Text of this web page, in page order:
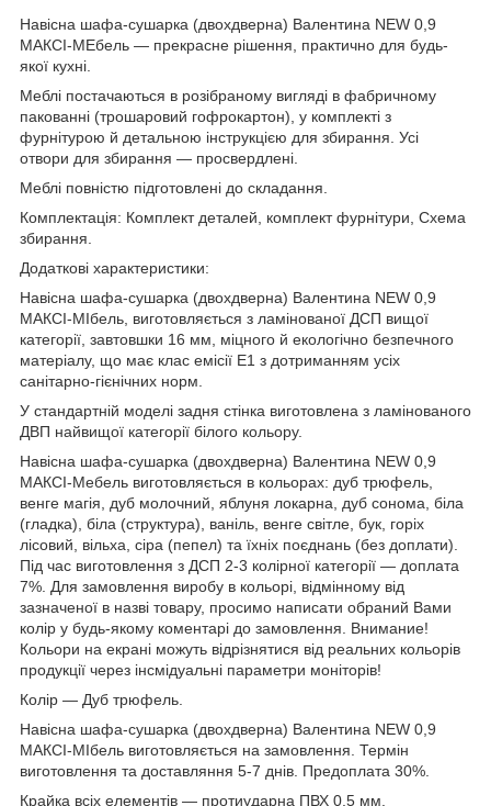
Навісна шафа-сушарка (двохдверна) Валентина NEW 0,9
МАКСІ-МЕбель — прекрасне рішення, практично для будь-
якої кухні.
Меблі постачаються в розібраному вигляді в фабричному
пакованні (трошаровий гофрокартон), у комплекті з
фурнітурою й детальною інструкцією для збирання. Усі
отвори для збирання — просвердлені.
Меблі повністю підготовлені до складання.
Комплектація: Комплект деталей, комплект фурнітури, Схема
збирання.
Додаткові характеристики:
Навісна шафа-сушарка (двохдверна) Валентина NEW 0,9
МАКСІ-МІбель, виготовляється з ламінованої ДСП вищої
категорії, завтовшки 16 мм, міцного й екологічно безпечного
матеріалу, що має клас емісії Е1 з дотриманням усіх
санітарно-гієнічних норм.
У стандартній моделі задня стінка виготовлена з ламінованого
ДВП найвищої категорії білого кольору.
Навісна шафа-сушарка (двохдверна) Валентина NEW 0,9
МАКСІ-Мебель виготовляється в кольорах: дуб трюфель,
венге магія, дуб молочний, яблуня локарна, дуб сонома, біла
(гладка), біла (структура), ваніль, венге світле, бук, горіх
лісовий, вільха, сіра (пепел) та їхніх поєднань (без доплати).
Під час виготовлення з ДСП 2-3 колірної категорії — доплата
7%. Для замовлення виробу в кольорі, відмінному від
зазначеної в назві товару, просимо написати обраний Вами
колір у будь-якому коментарі до замовлення. Внимание!
Кольори на екрані можуть відрізнятися від реальних кольорів
продукції через інсмідуальні параметри моніторів!
Колір — Дуб трюфель.
Навісна шафа-сушарка (двохдверна) Валентина NEW 0,9
МАКСІ-МІбель виготовляється на замовлення. Термін
виготовлення та доставляння 5-7 днів. Предоплата 30%.
Крайка всіх елементів — протиударна ПВХ 0,5 мм.